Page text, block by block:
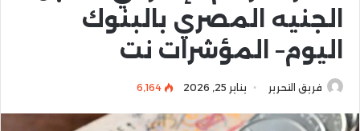
الجنيه المصري بالبنوك
اليوم– المؤشرات نت
فريق التحرير يناير 25, 2026 6٬164